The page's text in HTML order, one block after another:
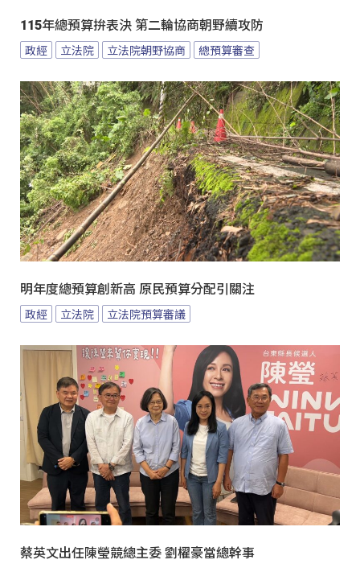
115年總預算拚表決 第二輪協商朝野續攻防
政經 立法院 立法院朝野協商 總預算審查
明年度總預算創新高 原民預算分配引關注
政經 立法院 立法院預算審議
蔡英文出任陳瑩競總主委 劉櫂豪當總幹事